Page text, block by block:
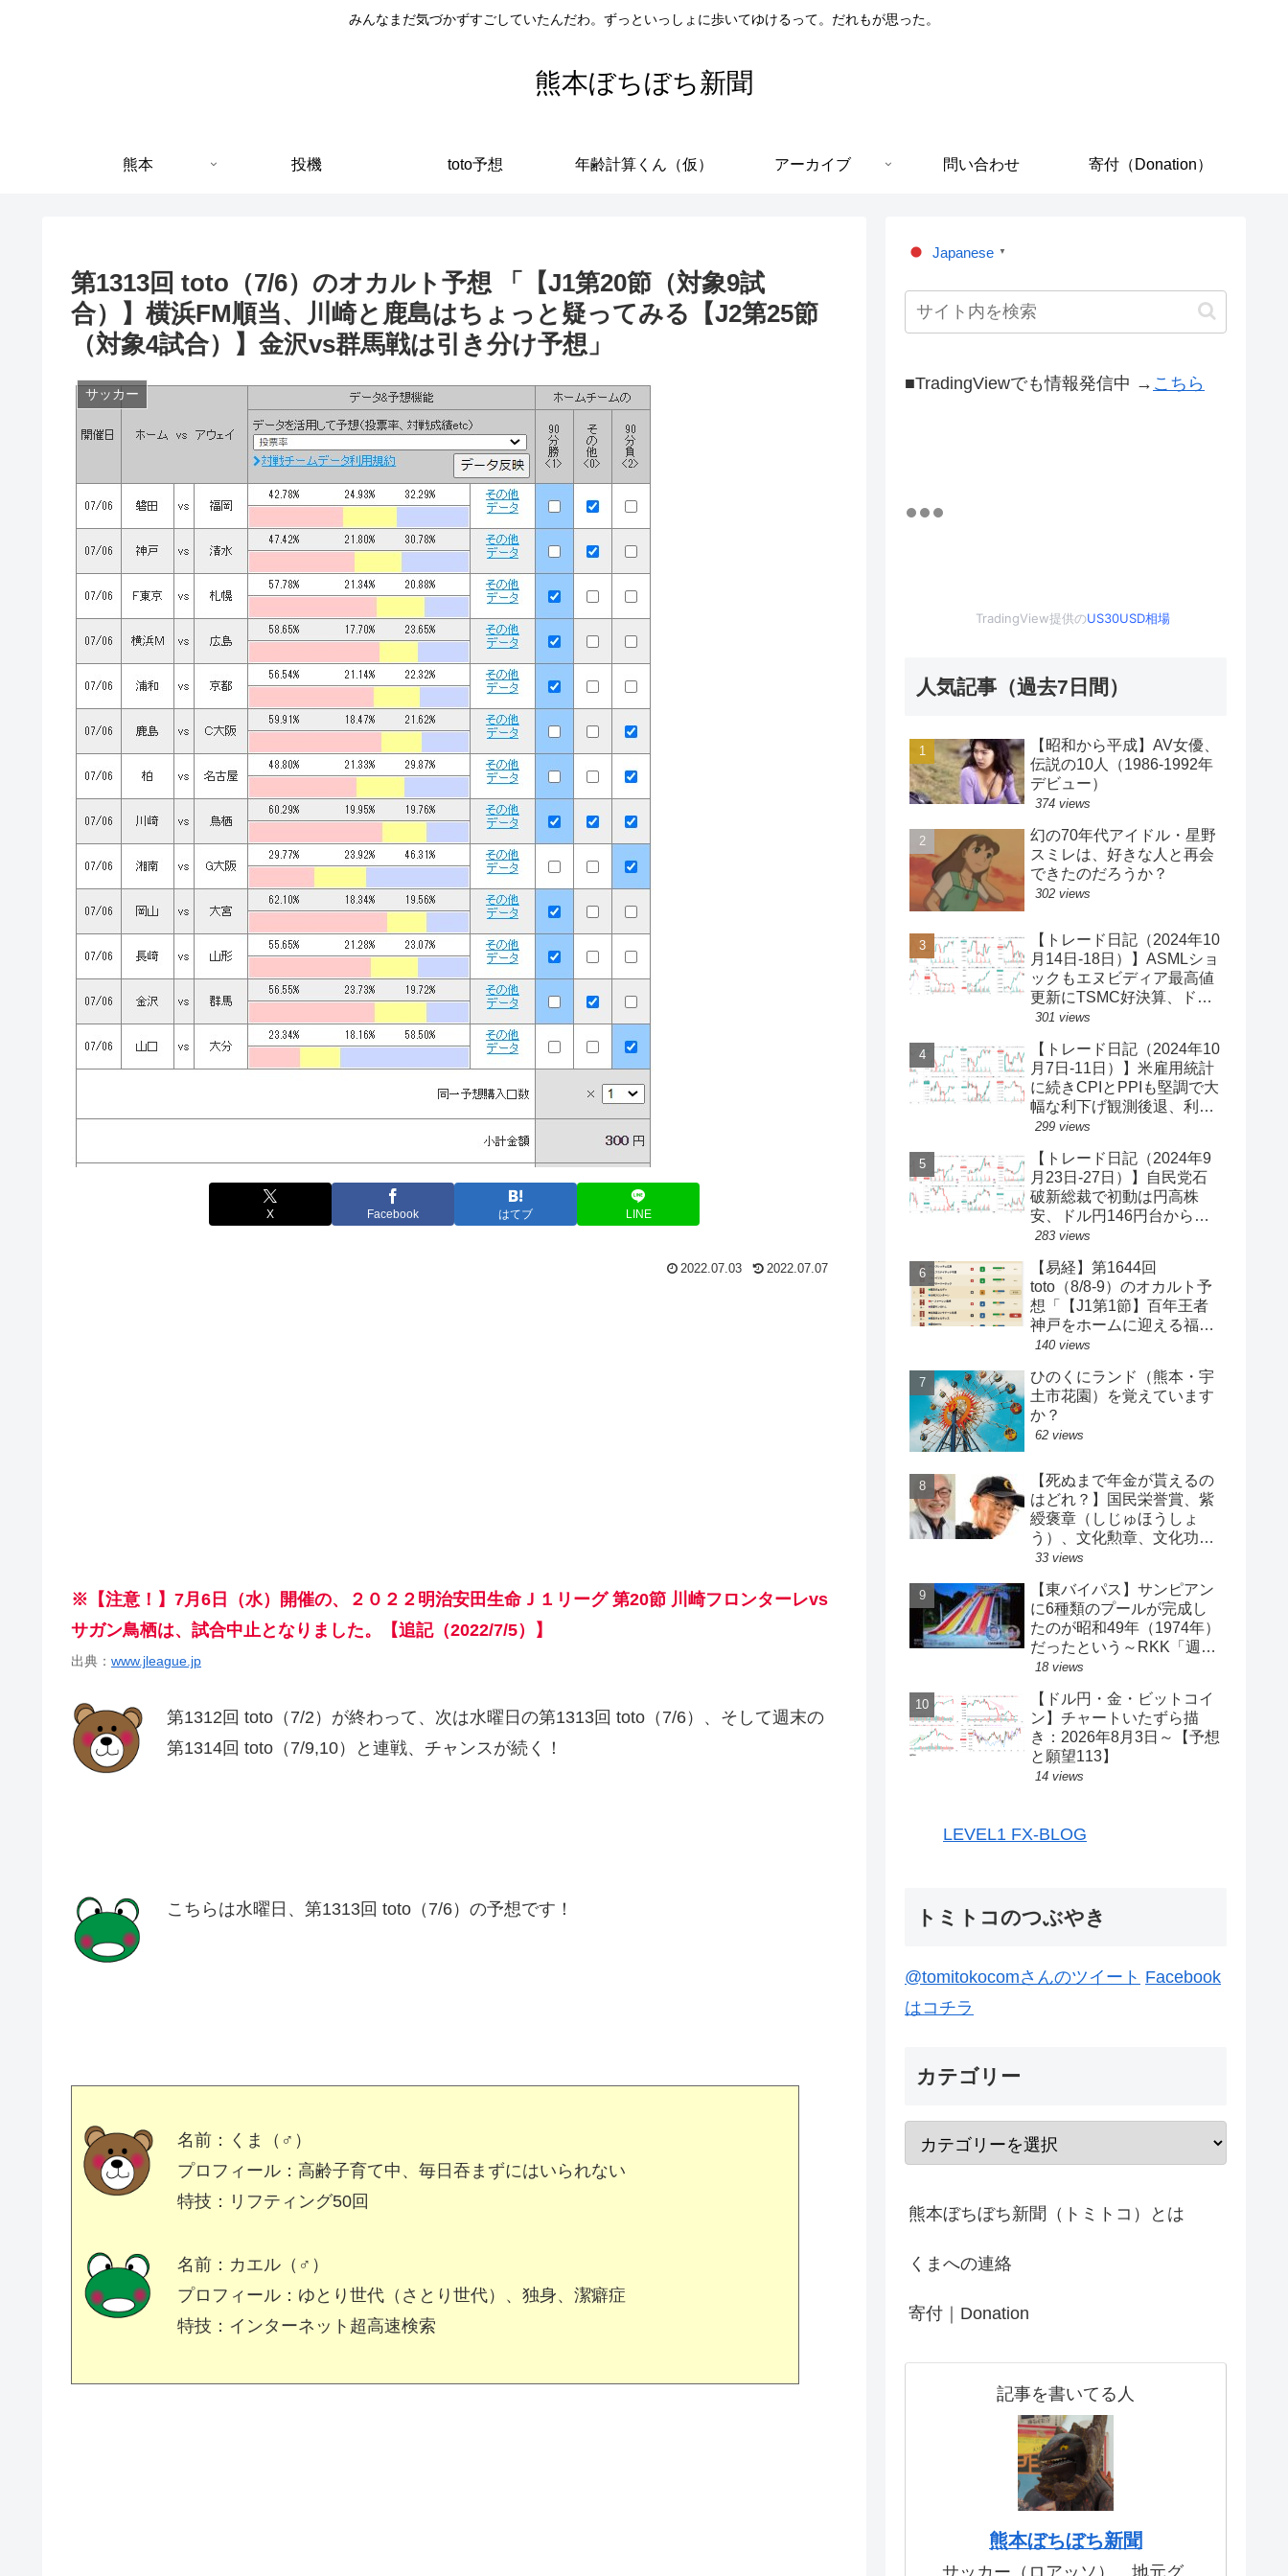
みんなまだ気づかずすごしていたんだわ。ずっといっしょに歩いてゆけるって。だれもが思った。
熊本ぼちぼち新聞
熊本 投機 toto予想 年齢計算くん（仮） アーカイブ 問い合わせ 寄付（Donation）
第1313回 toto（7/6）のオカルト予想 「【J1第20節（対象9試
合）】横浜FM順当、川崎と鹿島はちょっと疑ってみる【J2第25節
（対象4試合）】金沢vs群馬戦は引き分け予想」
サッカー
X Facebook はてブ LINE
2022.07.03 2022.07.07
※【注意！】7月6日（水）開催の、２０２２明治安田生命Ｊ１リーグ 第20節 川崎フロンターレvs
サガン鳥栖は、試合中止となりました。【追記（2022/7/5）】
出典： www.jleague.jp
第1312回 toto（7/2）が終わって、次は水曜日の第1313回 toto（7/6）、そして週末の
第1314回 toto（7/9,10）と連戦、チャンスが続く！
こちらは水曜日、第1313回 toto（7/6）の予想です！
名前：くま（♂）
プロフィール：高齢子育て中、毎日吞まずにはいられない
特技：リフティング50回
名前：カエル（♂）
プロフィール：ゆとり世代（さとり世代）、独身、潔癖症
特技：インターネット超高速検索
Japanese ▼
■TradingViewでも情報発信中 → こちら
TradingView提供のUS30USD相場
人気記事（過去7日間）
【昭和から平成】AV女優、
伝説の10人（1986-1992年
デビュー）
374 views
幻の70年代アイドル・星野
スミレは、好きな人と再会
できたのだろうか？
302 views
【トレード日記（2024年10
月14日-18日）】ASMLショ
ックもエヌビディア最高値
更新にTSMC好決算、ドル
円一時150円台、円安株高
340】
301 views
【トレード日記（2024年10
月7日-11日）】米雇用統計
に続きCPIとPPIも堅調で大
幅な利下げ観測後退、利回
り上昇・ドル買い、ダウと
円149円台【ゆるゆる投機
339】
299 views
【トレード日記（2024年9
月23日-27日）】自民党石
破新総裁で初動は円高株
安、ドル円146円台から一
気に142円台へ【ゆるゆる
283 views
【易経】第1644回
toto（8/8-9）のオカルト予
想「【J1第1節】百年王者
神戸をホームに迎える福岡
がまさかの…？！【J2第1
ルサ安部は？」
140 views
ひのくにランド（熊本・宇
土市花園）を覚えています
か？
62 views
【死ぬまで年金が貰えるの
はどれ？】国民栄誉賞、紫
綬褒章（しじゅほうしょ
う）、文化勲章、文化功労
者、芸術選奨…など【日本
33 views
【東バイパス】サンピアン
に6種類のプールが完成し
たのが昭和49年（1974年）
だったという～RKK「週刊
山崎くん」より
18 views
【ドル円・金・ビットコイ
ン】チャートいたずら描
き：2026年8月3日～【予想
と願望113】
14 views
LEVEL1 FX-BLOG
トミトコのつぶやき
@tomitokocomさんのツイート Facebook
はコチラ
カテゴリー
熊本ぼちぼち新聞（トミトコ）とは
くまへの連絡
寄付｜Donation
記事を書いてる人
熊本ぼちぼち新聞